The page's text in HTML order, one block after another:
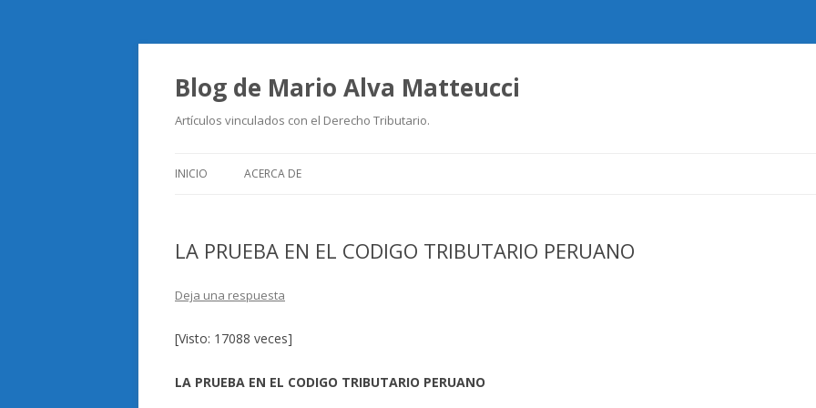
Blog de Mario Alva Matteucci
Artículos vinculados con el Derecho Tributario.
INICIO ACERCA DE
LA PRUEBA EN EL CODIGO TRIBUTARIO PERUANO
Deja una respuesta
[Visto: 17088 veces]
LA PRUEBA EN EL CODIGO TRIBUTARIO PERUANO